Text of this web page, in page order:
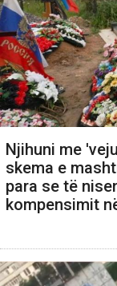
Njihuni me
skema e
para se të
kompensimit